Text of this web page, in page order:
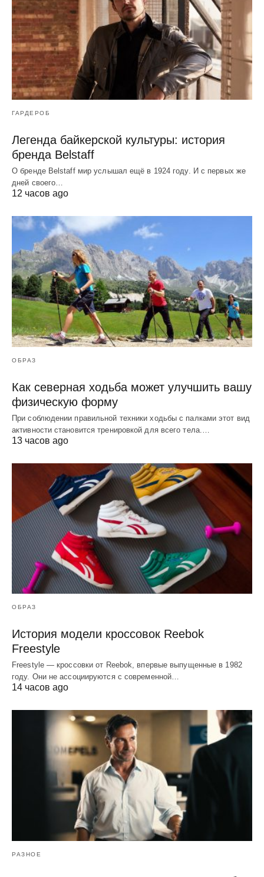
ГАРДЕРОБ
Легенда байкерской культуры: история
бренда Belstaff
О бренде Belstaff мир услышал ещё в 1924 году. И с первых же
дней своего…
12 часов ago
ОБРАЗ
Как северная ходьба может улучшить вашу
физическую форму
При соблюдении правильной техники ходьбы с палками этот вид
активности становится тренировкой для всего тела.…
13 часов ago
ОБРАЗ
История модели кроссовок Reebok
Freestyle
Freestyle — кроссовки от Reebok, впервые выпущенные в 1982
году. Они не ассоциируются с современной…
14 часов ago
РАЗНОЕ